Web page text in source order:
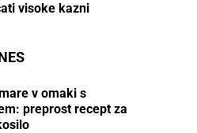
visoke kazni
v omaki s
preprost recept za